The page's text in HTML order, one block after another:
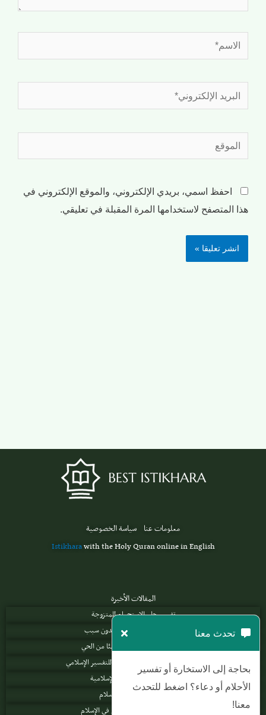
احفظ اسمي، بريدي الإلكتروني، والموقع الإلكتروني في
هذا المتصفح لاستخدامها المرة المقبلة في تعليقي.
تحدث معنا
بحاجة إلى الاستخارة أو تفسير
الأحلام أو دعاء؟ اضغط للتحدث
معنا!
معلومات عنا سياسة الخصوصية
Istikharawith the Holy Quran online in English
المقالات الأخيرة
تفسير حلم الاستحمام للمتزوجة
تفسير حلم دخول السجن بدون سبب
تفسير حلم الميت يطلب شيئا من الحي
تفسير حلم الزواج في المنام طبقاً للتفسير الإسلامي
رؤية الغائط في الأحلام الإسلامية
رؤية الأسد بالحلم بالإسلام
رؤية حادث سيارة في المنام في الإسلام